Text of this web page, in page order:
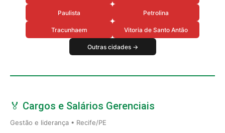
Paulista Petrolina
Tracunhaem Vitoria de Santo Antão
Outras cidades →
🏅 Cargos e Salários Gerenciais
Gestão e liderança • Recife/PE